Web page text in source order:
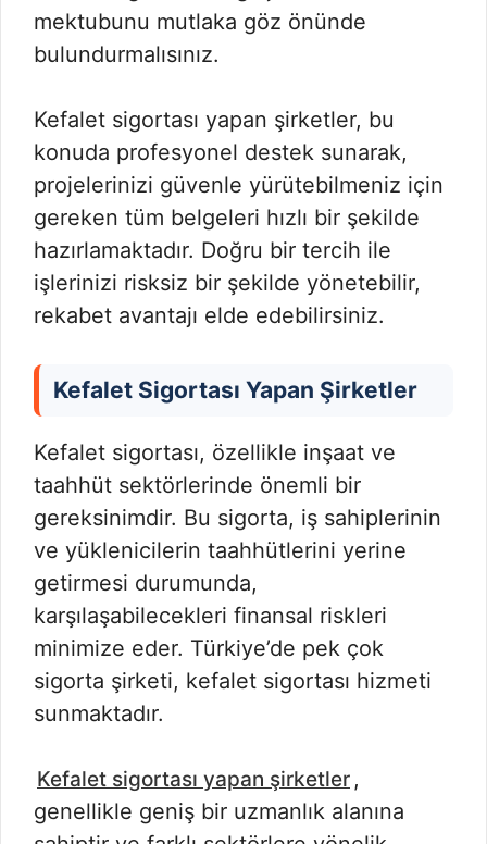
mektubunu mutlaka göz önünde
bulundurmalısınız.
Kefalet sigortası yapan şirketler, bu
konuda profesyonel destek sunarak,
projelerinizi güvenle yürütebilmeniz için
gereken tüm belgeleri hızlı bir şekilde
hazırlamaktadır. Doğru bir tercih ile
işlerinizi risksiz bir şekilde yönetebilir,
rekabet avantajı elde edebilirsiniz.
Kefalet Sigortası Yapan Şirketler
Kefalet sigortası, özellikle inşaat ve
taahhüt sektörlerinde önemli bir
gereksinimdir. Bu sigorta, iş sahiplerinin
ve yüklenicilerin taahhütlerini yerine
getirmesi durumunda,
karşılaşabilecekleri finansal riskleri
minimize eder. Türkiye’de pek çok
sigorta şirketi, kefalet sigortası hizmeti
sunmaktadır.
Kefalet sigortası yapan şirketler ,
genellikle geniş bir uzmanlık alanına